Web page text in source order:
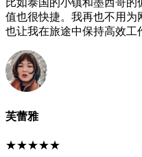
比如泰国的小镇和墨西哥
值也很快捷。我再也不用
也让我在旅途中保持高效工
芙蕾雅
★★★★★